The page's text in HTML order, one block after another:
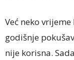
Već neko
godišnje
nije korisna.